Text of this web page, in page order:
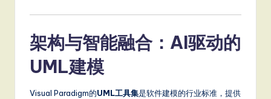
架构与智能融合：AI驱动的
UML建模
Visual Paradigm的UML工具集是软件建模的行业标准，提供